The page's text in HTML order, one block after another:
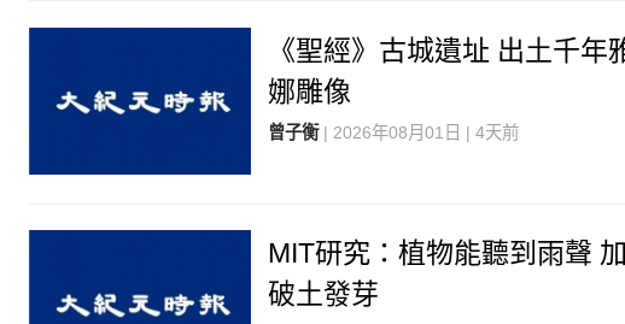
《聖經》古城遺址 出土千年
娜雕像
曾子衡| 2026年08月01日 | 4天前
MIT研究：植物能聽到雨聲
破土發芽